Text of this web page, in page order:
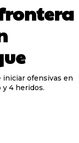
iniciar ofensivas en
4 heridos.